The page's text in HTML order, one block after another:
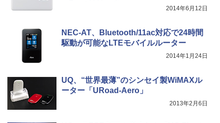
2014年6月12日
NEC-AT、Bluetooth/11ac対応で24時間
駆動が可能なLTEモバイルルーター
2014年1月24日
UQ、“世界最薄”のシンセイ製WiMAXル
ーター「URoad-Aero」
2013年2月6日